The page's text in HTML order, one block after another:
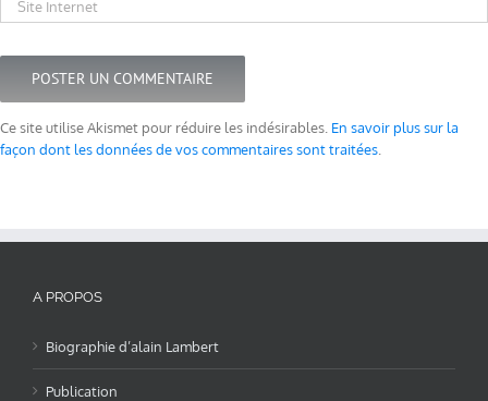
Ce site utilise Akismet pour réduire les indésirables. En savoir plus sur la
façon dont les données de vos commentaires sont traitées
A PROPOS
Biographie d’alain Lambert
Publication